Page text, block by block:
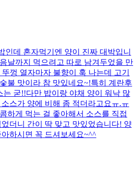
인데 혼자먹기엔 양이 진짜 대박입니
날까지 먹으려고 따로 남겨두었을 만
껑 열자마자 불향이 훅 나는데 고기
불 맛이라 참 맛있네요~!특히 계란후
는 굳!! ​다만 밥이랑 야채 양이 워낙 많
스가 양에 비해 좀 적더라고요ㅠ.ㅠ
하게 먹는 걸 좋아해서 소스를 직접
더니 간이 딱 맞고 맛있었습니다! 양
하시면 꼭 드셔보세요~^^